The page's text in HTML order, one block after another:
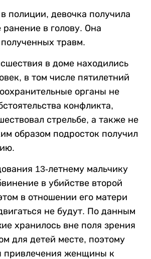
полиции, девочка получила
ранение в голову. Она
травм.
в доме находились
в том числе пятилетний
органы не
конфликта,
стрельбе, а также не
образом подросток получил
13-летнему мальчику
в убийстве второй
в отношении его матери
не будут. По данным
хранилось вне поля зрения
для детей месте, поэтому
привлечения женщины к